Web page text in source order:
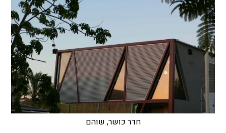
חדר כושר, שוהם